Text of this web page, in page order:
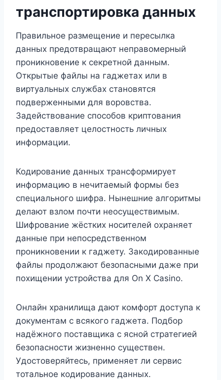
транспортировка данных
Правильное размещение и пересылка
данных предотвращают неправомерный
проникновение к секретной данным.
Открытые файлы на гаджетах или в
виртуальных службах становятся
подверженными для воровства.
Задействование способов криптования
предоставляет целостность личных
информации.
Кодирование данных трансформирует
информацию в нечитаемый формы без
специального шифра. Нынешние алгоритмы
делают взлом почти неосуществимым.
Шифрование жёстких носителей охраняет
данные при непосредственном
проникновении к гаджету. Закодированные
файлы продолжают безопасными даже при
похищении устройства для On X Casino.
Онлайн хранилища дают комфорт доступа к
документам с всякого гаджета. Подбор
надёжного поставщика с ясной стратегией
безопасности жизненно существен.
Удостоверяйтесь, применяет ли сервис
тотальное кодирование данных.